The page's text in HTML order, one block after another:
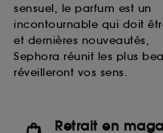
sensuel, le parfum est un
incontournable qui doit
et dernières nouveautés,
Sephora réunit les plus
réveilleront vos sens.
Retrait en